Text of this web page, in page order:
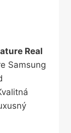
Real
Samsung